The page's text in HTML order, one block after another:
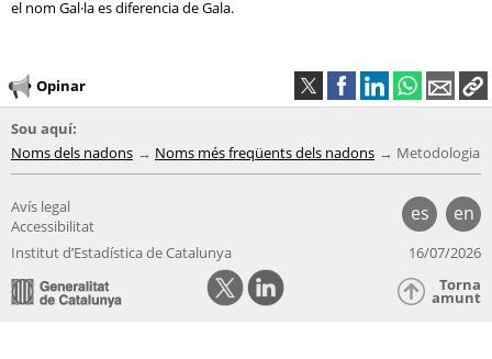
el nom Gal·la es diferencia de Gala.
Opinar
Sou aquí:
Noms dels nadons
Noms més freqüents dels nadons Metodologia
es en
Avís legal
Accessibilitat
Institut d’Estadística de Catalunya
16/07/2026
Torna
amunt